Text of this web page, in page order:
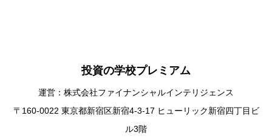
投資の学校プレミアム
運営：株式会社ファイナンシャルインテリジェンス
〒160-0022 東京都新宿区新宿4-3-17 ヒューリック新宿四丁目ビ
ル3階